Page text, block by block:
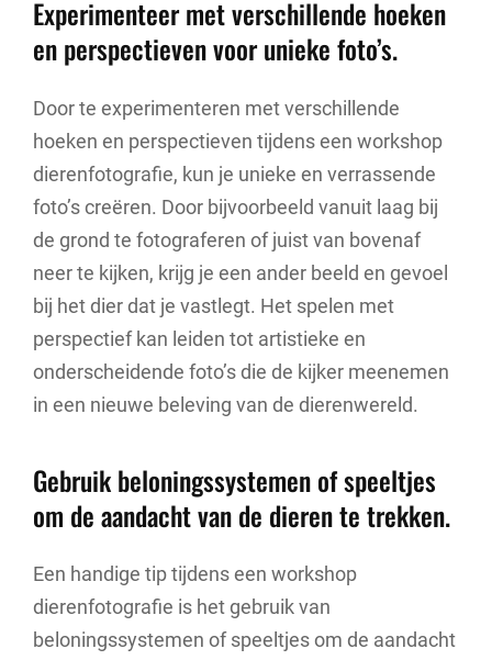
Experimenteer met verschillende hoeken
en perspectieven voor unieke foto’s.
Door te experimenteren met verschillende
hoeken en perspectieven tijdens een workshop
dierenfotografie, kun je unieke en verrassende
foto’s creëren. Door bijvoorbeeld vanuit laag bij
de grond te fotograferen of juist van bovenaf
neer te kijken, krijg je een ander beeld en gevoel
bij het dier dat je vastlegt. Het spelen met
perspectief kan leiden tot artistieke en
onderscheidende foto’s die de kijker meenemen
in een nieuwe beleving van de dierenwereld.
Gebruik beloningssystemen of speeltjes
om de aandacht van de dieren te trekken.
Een handige tip tijdens een workshop
dierenfotografie is het gebruik van
beloningssystemen of speeltjes om de aandacht